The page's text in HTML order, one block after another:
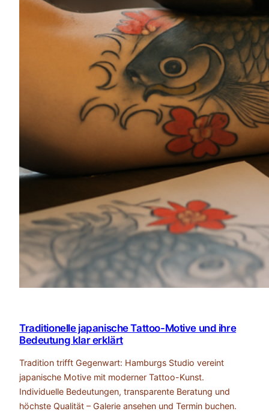
Traditionelle japanische Tattoo-Motive und ihre
Bedeutung klar erklärt
Tradition trifft Gegenwart: Hamburgs Studio vereint
japanische Motive mit moderner Tattoo-Kunst.
Individuelle Bedeutungen, transparente Beratung und
höchste Qualität – Galerie ansehen und Termin buchen.